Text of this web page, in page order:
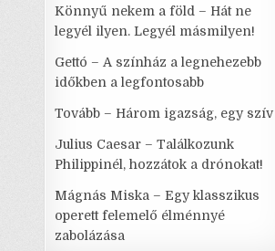
Könnyű nekem a föld – Hát ne
legyél ilyen. Legyél másmilyen!
Gettó – A színház a legnehezebb
időkben a legfontosabb
Tovább – Három igazság, egy szív
Julius Caesar – Találkozunk
Philippinél, hozzátok a drónokat!
Mágnás Miska – Egy klasszikus
operett felemelő élménnyé
zabolázása